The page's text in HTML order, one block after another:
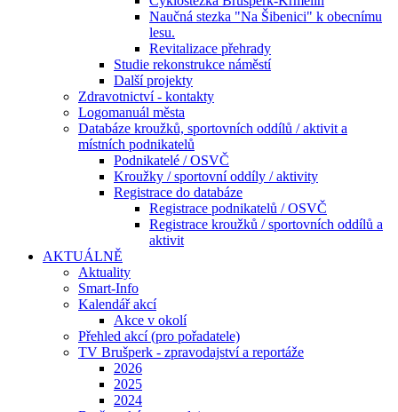
Naučná stezka "Na Šibenici" k obecnímu
lesu.
Revitalizace přehrady
Studie rekonstrukce náměstí
Další projekty
Zdravotnictví - kontakty
Logomanuál města
Databáze kroužků, sportovních oddílů / aktivit a
místních podnikatelů
Podnikatelé / OSVČ
Kroužky / sportovní oddíly / aktivity
Registrace do databáze
Registrace podnikatelů / OSVČ
Registrace kroužků / sportovních oddílů a
aktivit
AKTUÁLNĚ
Aktuality
Smart-Info
Kalendář akcí
Akce v okolí
Přehled akcí (pro pořadatele)
TV Brušperk - zpravodajství a reportáže
2026
2025
2024